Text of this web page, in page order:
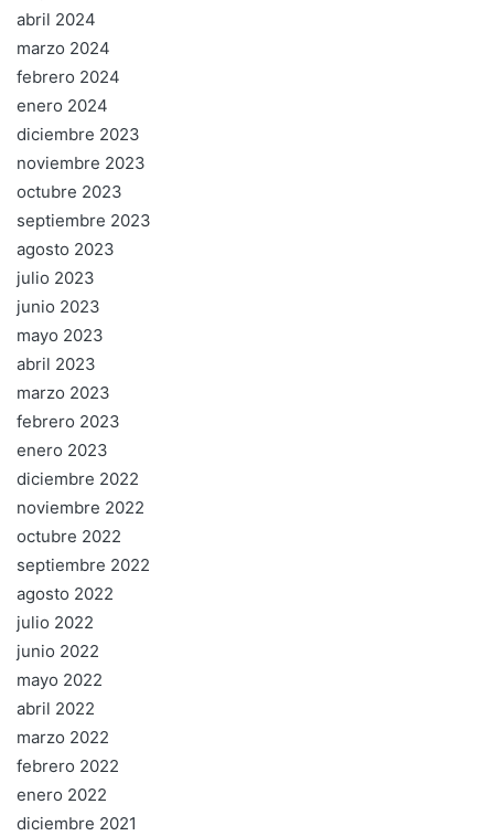
abril 2024
marzo 2024
febrero 2024
enero 2024
diciembre 2023
noviembre 2023
octubre 2023
septiembre 2023
agosto 2023
julio 2023
junio 2023
mayo 2023
abril 2023
marzo 2023
febrero 2023
enero 2023
diciembre 2022
noviembre 2022
octubre 2022
septiembre 2022
agosto 2022
julio 2022
junio 2022
mayo 2022
abril 2022
marzo 2022
febrero 2022
enero 2022
diciembre 2021